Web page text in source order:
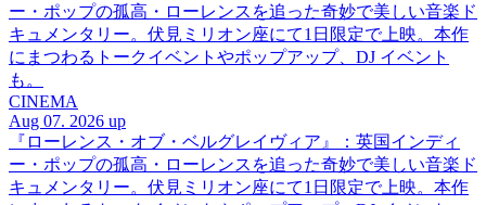
ー・ポップの孤高・ローレンスを追った奇妙で美しい音楽ド
キュメンタリー。伏見ミリオン座にて1日限定で上映。本作
にまつわるトークイベントやポップアップ、DJ イベント
も。
CINEMA
Aug 07. 2026 up
『ローレンス・オブ・ベルグレイヴィア』：英国インディ
ー・ポップの孤高・ローレンスを追った奇妙で美しい音楽ド
キュメンタリー。伏見ミリオン座にて1日限定で上映。本作